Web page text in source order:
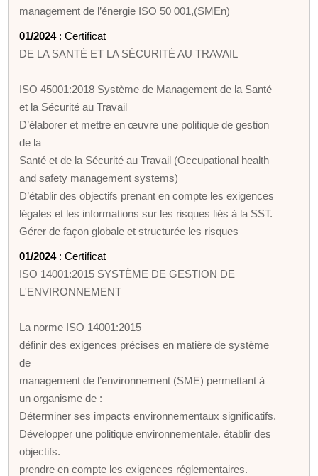
management de l’énergie ISO 50 001,(SMEn)
01/2024: Certificat
DE LA SANTÉ ET LA SÉCURITÉ AU TRAVAIL
ISO 45001:2018 Système de Management de la Santé
et la Sécurité au Travail
D’élaborer et mettre en œuvre une politique de gestion
de la
Santé et de la Sécurité au Travail (Occupational health
and safety management systems)
D’établir des objectifs prenant en compte les exigences
légales et les informations sur les risques liés à la SST.
Gérer de façon globale et structurée les risques
01/2024: Certificat
ISO 14001:2015 SYSTÈME DE GESTION DE
L'ENVIRONNEMENT
La norme ISO 14001:2015
définir des exigences précises en matière de système
de
management de l’environnement (SME) permettant à
un organisme de :
Déterminer ses impacts environnementaux significatifs.
Développer une politique environnementale. établir des
objectifs.
prendre en compte les exigences réglementaires.